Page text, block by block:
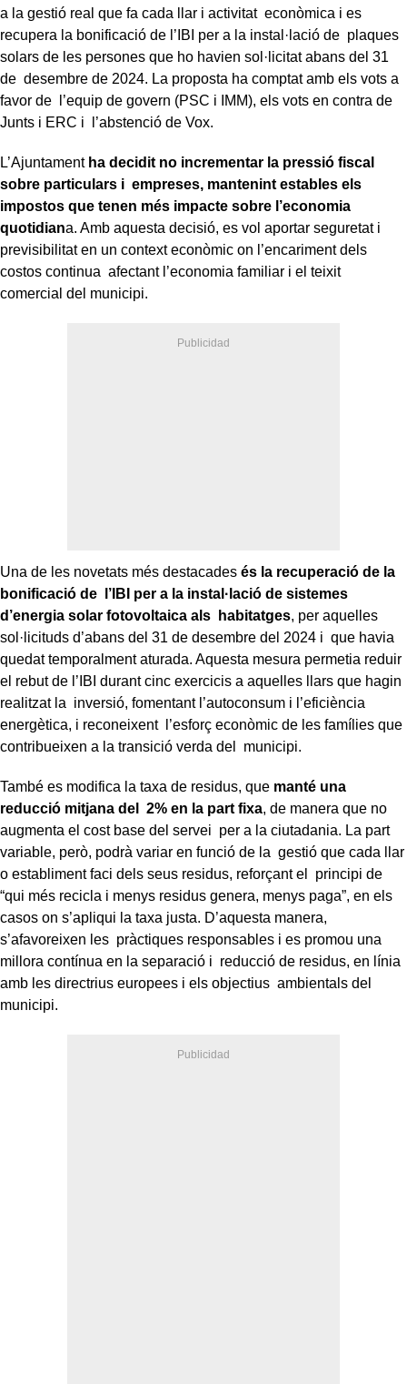
a la gestió real que fa cada llar i activitat econòmica i es
recupera la bonificació de l’IBI per a la instal·lació de plaques
solars de les persones que ho havien sol·licitat abans del 31
de desembre de 2024. La proposta ha comptat amb els vots a
favor de l’equip de govern (PSC i IMM), els vots en contra de
Junts i ERC i l’abstenció de Vox.
L’Ajuntament ha decidit no incrementar la pressió fiscal
sobre particulars i empreses, mantenint estables els
impostos que tenen més impacte sobre l’economia
quotidiana. Amb aquesta decisió, es vol aportar seguretat i
previsibilitat en un context econòmic on l’encariment dels
costos continua afectant l’economia familiar i el teixit
comercial del municipi.
Una de les novetats més destacades és la recuperació de la
bonificació de l’IBI per a la instal·lació de sistemes
d’energia solar fotovoltaica als habitatges, per aquelles
sol·licituds d’abans del 31 de desembre del 2024 i que havia
quedat temporalment aturada. Aquesta mesura permetia reduir
el rebut de l’IBI durant cinc exercicis a aquelles llars que hagin
realitzat la inversió, fomentant l’autoconsum i l’eficiència
energètica, i reconeixent l’esforç econòmic de les famílies que
contribueixen a la transició verda del municipi.
També es modifica la taxa de residus, que manté una
reducció mitjana del 2% en la part fixa, de manera que no
augmenta el cost base del servei per a la ciutadania. La part
variable, però, podrà variar en funció de la gestió que cada llar
o establiment faci dels seus residus, reforçant el principi de
“qui més recicla i menys residus genera, menys paga”, en els
casos on s’apliqui la taxa justa. D’aquesta manera,
s’afavoreixen les pràctiques responsables i es promou una
millora contínua en la separació i reducció de residus, en línia
amb les directrius europees i els objectius ambientals del
municipi.